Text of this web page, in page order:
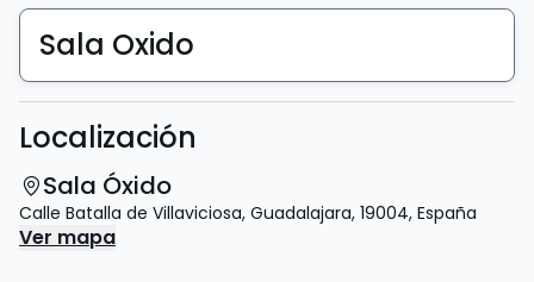
Sala Oxido
Localización
Sala Óxido
Calle Batalla de Villaviciosa, Guadalajara, 19004, España
Ver mapa